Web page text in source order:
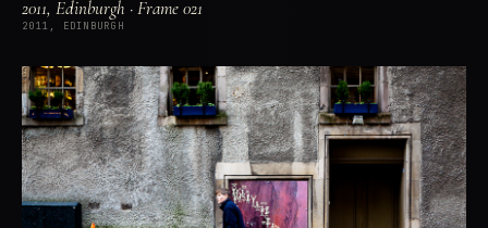
2011, Edinburgh · Frame 021
2011, EDINBURGH